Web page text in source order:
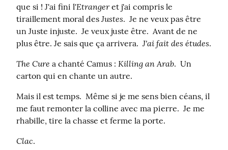
que si ! J'ai fini l'Etranger et j'ai compris le
tiraillement moral des Justes.  Je ne veux pas être
un Juste injuste.  Je veux juste être.  Avant de ne
plus être. Je sais que ça arrivera. J'ai fait des études.
The Cure a chanté Camus : Killing an Arab.  Un
carton qui en chante un autre.
Mais il est temps.  Même si je me sens bien céans, il
me faut remonter la colline avec ma pierre.  Je me
rhabille, tire la chasse et ferme la porte.
Clac.